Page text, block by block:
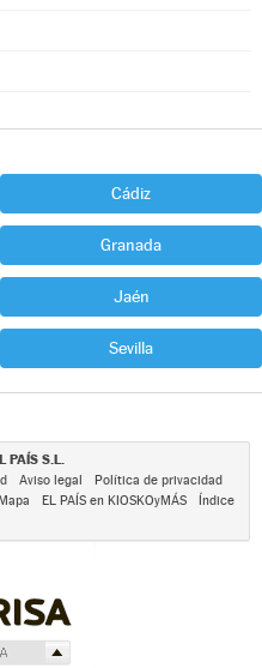
Cádiz
Granada
Jaén
Sevilla
PAÍS S.L.
Aviso legal
Política de privacidad
EL PAÍS en KIOSKOyMÁS
Índice